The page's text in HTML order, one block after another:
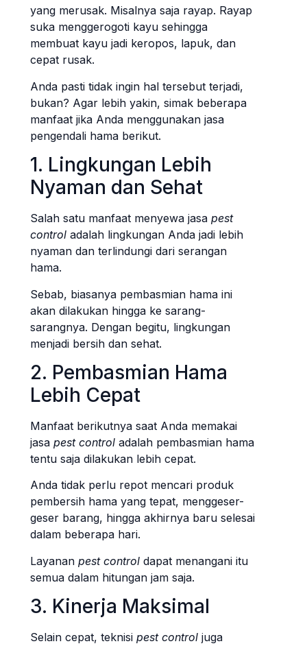
yang merusak. Misalnya saja rayap. Rayap
suka menggerogoti kayu sehingga
membuat kayu jadi keropos, lapuk, dan
cepat rusak.
Anda pasti tidak ingin hal tersebut terjadi,
bukan? Agar lebih yakin, simak beberapa
manfaat jika Anda menggunakan jasa
pengendali hama berikut.
1. Lingkungan Lebih
Nyaman dan Sehat
Salah satu manfaat menyewa jasa pest
control adalah lingkungan Anda jadi lebih
nyaman dan terlindungi dari serangan
hama.
Sebab, biasanya pembasmian hama ini
akan dilakukan hingga ke sarang-
sarangnya. Dengan begitu, lingkungan
menjadi bersih dan sehat.
2. Pembasmian Hama
Lebih Cepat
Manfaat berikutnya saat Anda memakai
jasa pest control adalah pembasmian hama
tentu saja dilakukan lebih cepat.
Anda tidak perlu repot mencari produk
pembersih hama yang tepat, menggeser-
geser barang, hingga akhirnya baru selesai
dalam beberapa hari.
Layanan pest control dapat menangani itu
semua dalam hitungan jam saja.
3. Kinerja Maksimal
Selain cepat, teknisi pest control juga